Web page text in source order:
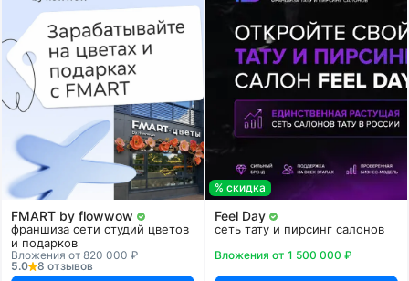
FMART by flowwow
франшиза сети студий цветов
и подарков
Вложения от 820 000 ₽
5.0
8 отзывов
% скидка
Feel Day
сеть тату и пирсинг салонов
Вложения от 1 500 000 ₽